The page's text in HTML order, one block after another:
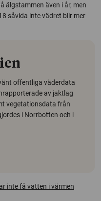
älgstammen även i år, men
såvida inte vädret blir mer
offentliga väderdata
av jaktlag
vegetationsdata från
i Norrbotten och i
inte få vatten i värmen